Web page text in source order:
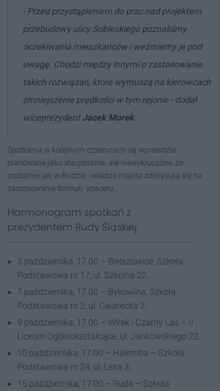
- Przed przystąpieniem do prac nad projektem
przebudowy ulicy Sobieskiego poznaliśmy
oczekiwania mieszkańców i weźmiemy je pod
uwagę. Chodzi między innymi o zastosowanie
takich rozwiązań, które wymuszą na kierowcach
zmniejszenie prędkości w tym rejonie - dodał
wiceprezydentJacek Morek.
Spotkania w kolejnych dzielnicach są wprawdzie
planowane jako stacjonarne, ale niewykluczone, że
podobnie jak w Rudzie - władze miasta zdecydują się na
zastosowanie formuły spaceru.
Harmonogram spotkań z
prezydentem Rudy Śląskiej
3 października, 17.00 – Bielszowice, Szkoła
Podstawowa nr 17, ul. Szkolna 22,
7 października, 17.00 – Bykowina, Szkoła
Podstawowa nr 2, ul. Gwarecka 2,
9 października, 17.00 – Wirek i Czarny Las – II
Liceum Ogólnokształcące, ul. Jankowskiego 22,
10 października, 17.00 – Halemba – Szkoła
Podstawowa nr 24, ul. Lexa 3,
15 października, 17.00 – Ruda – Szkoła